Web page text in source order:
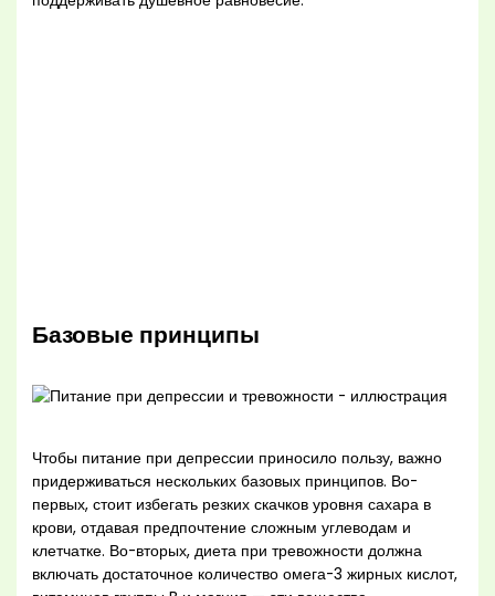
Базовые принципы
Чтобы питание при депрессии приносило пользу, важно
придерживаться нескольких базовых принципов. Во-
первых, стоит избегать резких скачков уровня сахара в
крови, отдавая предпочтение сложным углеводам и
клетчатке. Во-вторых, диета при тревожности должна
включать достаточное количество омега-3 жирных кислот,